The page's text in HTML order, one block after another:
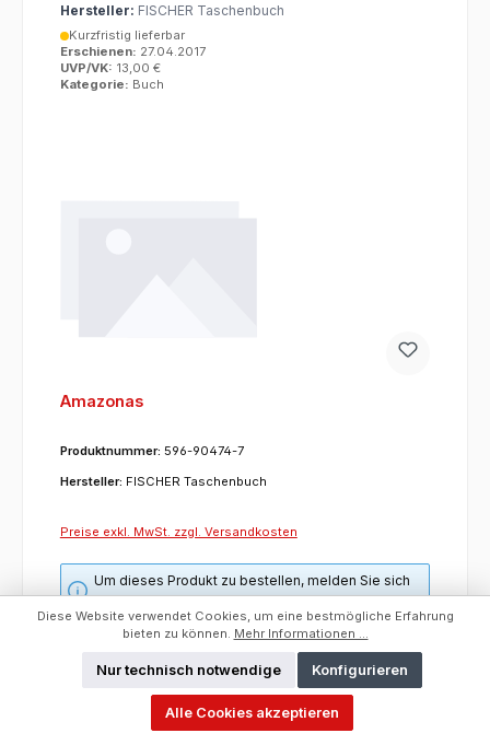
Hersteller: FISCHER Taschenbuch
Kurzfristig lieferbar
Erschienen: 27.04.2017
UVP/VK: 13,00 €
Kategorie: Buch
Amazonas
Produktnummer: 596-90474-7
Hersteller: FISCHER Taschenbuch
Preise exkl. MwSt. zzgl. Versandkosten
Um dieses Produkt zu bestellen, melden Sie sich
bittehieran.
27.11.2014
Hersteller:FISCHER Taschenbuch
27.11.2014
Diese Website verwendet Cookies, um eine bestmögliche Erfahrung
bieten zu können. Mehr Informationen ...
Nur technisch notwendige Konfigurieren
Alle Cookies akzeptieren